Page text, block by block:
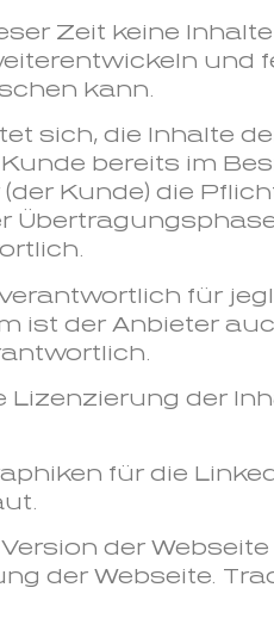
Zeit keine
und
kann.
sich, die Inhalte
bereits im
Kunde) die
für
ist der Anbieter
Lizenzierung der
für die
der
der Webseite.